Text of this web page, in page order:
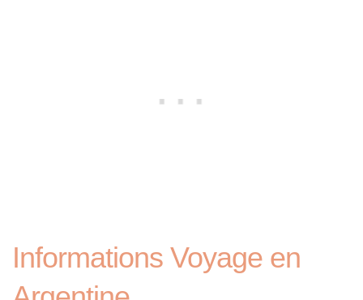
Informations Voyage en